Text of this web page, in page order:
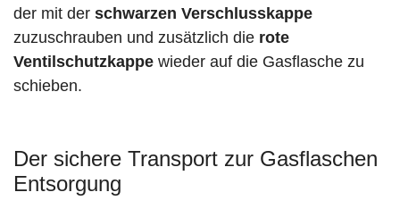
der mit der schwarzen Verschlusskappe
zuzuschrauben und zusätzlich die rote
Ventilschutzkappe wieder auf die Gasflasche zu
schieben.
Der sichere Transport zur Gasflaschen
Entsorgung